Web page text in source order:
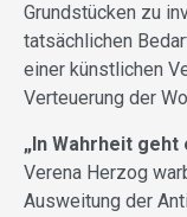
Grundstücken zu
tatsächlichen
einer künstlichen
Verteuerung der
„In Wahrheit geht
Verena Herzog
Ausweitung der